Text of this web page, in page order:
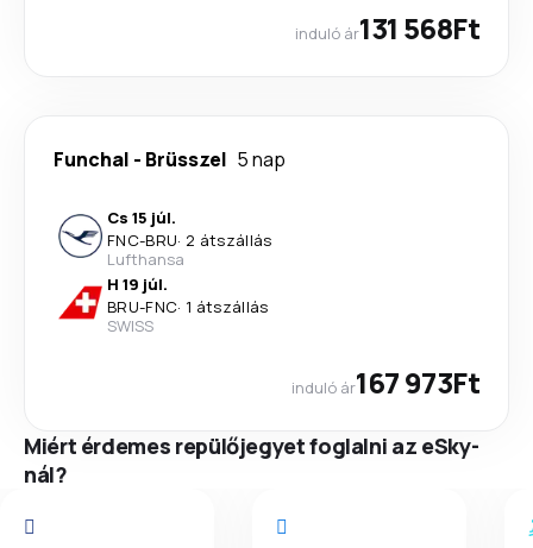
induló ár131 568Ft
Funchal - Brüsszel 5 nap
Cs 15 júl.
FNC-BRU· 2 átszállás
Lufthansa
H 19 júl.
BRU-FNC· 1 átszállás
SWISS
induló ár167 973Ft
Miért érdemes repülőjegyet foglalni az eSky-
nál?